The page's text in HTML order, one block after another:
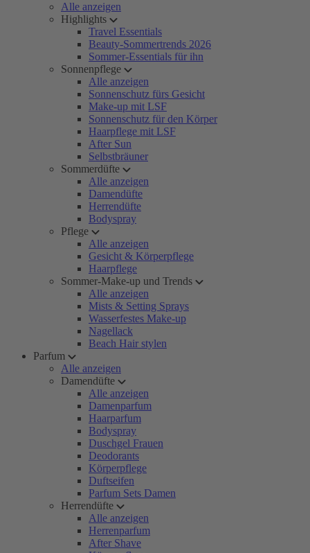
Alle anzeigen
Highlights
Travel Essentials
Beauty-Sommertrends 2026
Sommer-Essentials für ihn
Sonnenpflege
Alle anzeigen
Sonnenschutz fürs Gesicht
Make-up mit LSF
Sonnenschutz für den Körper
Haarpflege mit LSF
After Sun
Selbstbräuner
Sommerdüfte
Alle anzeigen
Damendüfte
Herrendüfte
Bodyspray
Pflege
Alle anzeigen
Gesicht & Körperpflege
Haarpflege
Sommer-Make-up und Trends
Alle anzeigen
Mists & Setting Sprays
Wasserfestes Make-up
Nagellack
Beach Hair stylen
Parfum
Alle anzeigen
Damendüfte
Alle anzeigen
Damenparfum
Haarparfum
Bodyspray
Duschgel Frauen
Deodorants
Körperpflege
Duftseifen
Parfum Sets Damen
Herrendüfte
Alle anzeigen
Herrenparfum
After Shave